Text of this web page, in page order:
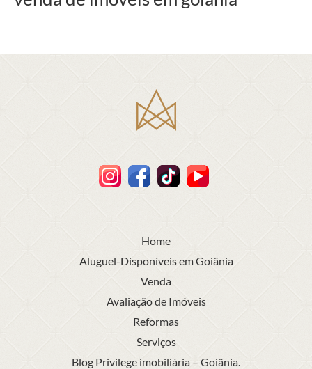
Home
Aluguel-Disponíveis em Goiânia
Venda
Avaliação de Imóveis
Reformas
Serviços
Blog Privilege imobiliária – Goiânia.